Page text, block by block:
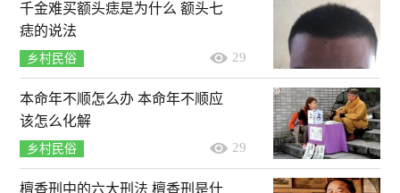
千金难买额头痣是为什么 额头七
痣的说法
乡村民俗 29
本命年不顺怎么办 本命年不顺应
该怎么化解
乡村民俗 29
檀香刑中的六大刑法 檀香刑是什